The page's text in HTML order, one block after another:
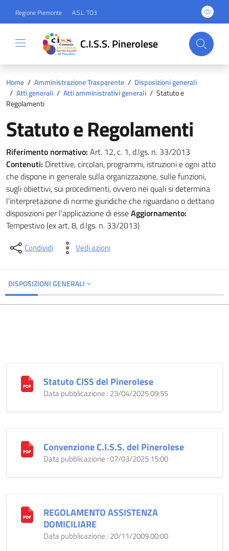
Regione Piemonte A.S.L. TO3
C.I.S.S. Pinerolese
Home / Amministrazione Trasparente / Disposizioni generali
/ Atti generali / Atti amministrativi generali / Statuto e
Regolamenti
Statuto e Regolamenti
Riferimento normativo: Art. 12, c. 1, d.lgs. n. 33/2013
Contenuti: Direttive, circolari, programmi, istruzioni e ogni atto
che dispone in generale sulla organizzazione, sulle funzioni,
sugli obiettivi, sui procedimenti, ovvero nei quali si determina
l'interpretazione di norme giuridiche che riguardano o dettano
disposizioni per l'applicazione di esseAggiornamento:
Tempestivo (ex art. 8, d.lgs. n. 33/2013)
Condividi Vedi azioni
DISPOSIZIONI GENERALI
Statuto CISS del Pinerolese
Data pubblicazione : 23/04/2025 09:55
Convenzione C.I.S.S. del Pinerolese
Data pubblicazione : 07/03/2025 15:00
REGOLAMENTO ASSISTENZA
DOMICILIARE
Data pubblicazione : 20/11/2009 00:00